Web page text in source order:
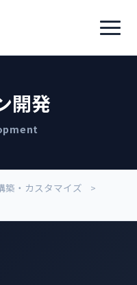
開発
築・カスタマイズ